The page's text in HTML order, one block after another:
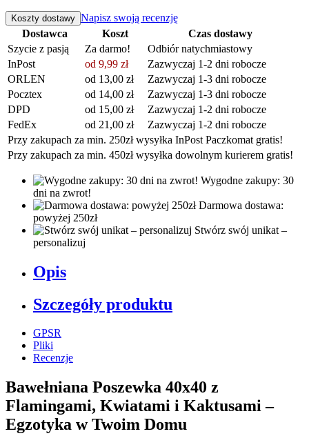
Koszty dostawy Napisz swoją recenzję
Dostawca
Koszt
Czas dostawy
Szycie z pasją
Za darmo!
Odbiór natychmiastowy
InPost
od 9,99 zł
Zazwyczaj 1-2 dni robocze
ORLEN
od 13,00 zł
Zazwyczaj 1-3 dni robocze
Pocztex
od 14,00 zł
Zazwyczaj 1-3 dni robocze
DPD
od 15,00 zł
Zazwyczaj 1-2 dni robocze
FedEx
od 21,00 zł
Zazwyczaj 1-2 dni robocze
Przy zakupach za min. 250zł wysyłka InPost Paczkomat gratis!
Przy zakupach za min. 450zł wysyłka dowolnym kurierem gratis!
Wygodne zakupy: 30
dni na zwrot!
Darmowa dostawa:
powyżej 250zł
Stwórz swój unikat –
personalizuj
Opis
Szczegóły produktu
GPSR
Pliki
Recenzje
Bawełniana Poszewka 40x40 z
Flamingami, Kwiatami i Kaktusami –
Egzotyka w Twoim Domu